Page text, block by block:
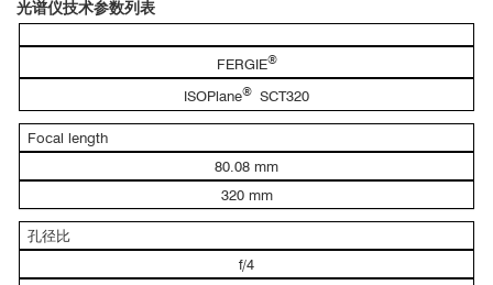
光谱仪技术参数列表
FERGIE®
ISOPlane® SCT320
Focal length
80.08 mm
320 mm
孔径比
f/4
电学测量
μm μm μm